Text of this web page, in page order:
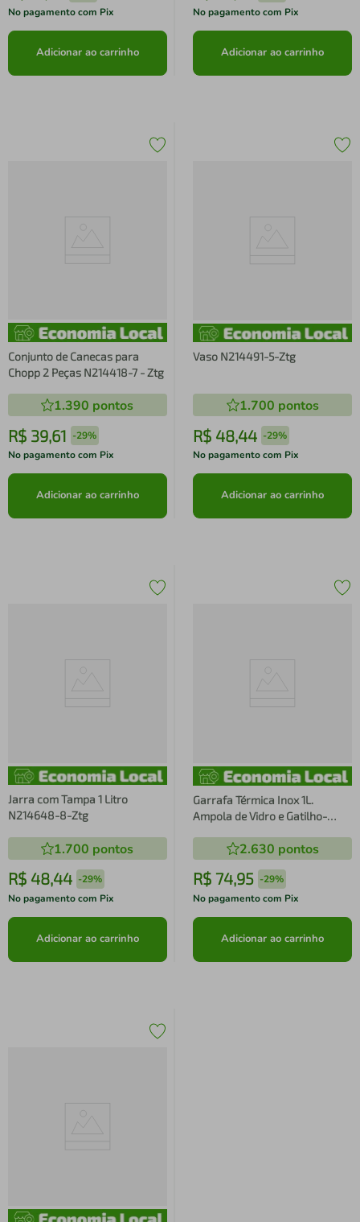
No pagamento com Pix
Adicionar ao carrinho
No pagamento com Pix
Adicionar ao carrinho
Conjunto de Canecas para
Chopp 2 Peças N214418-7 - Ztg
1.390 pontos
R$ 39,61 -29%
No pagamento com Pix
Adicionar ao carrinho
Vaso N214491-5-Ztg
1.700 pontos
R$ 48,44 -29%
No pagamento com Pix
Adicionar ao carrinho
Jarra com Tampa 1 Litro
N214648-8-Ztg
1.700 pontos
R$ 48,44 -29%
No pagamento com Pix
Adicionar ao carrinho
Garrafa Térmica Inox 1L.
Ampola de Vidro e Gatilho-
2.630 pontos
R$ 74,95 -29%
No pagamento com Pix
Adicionar ao carrinho